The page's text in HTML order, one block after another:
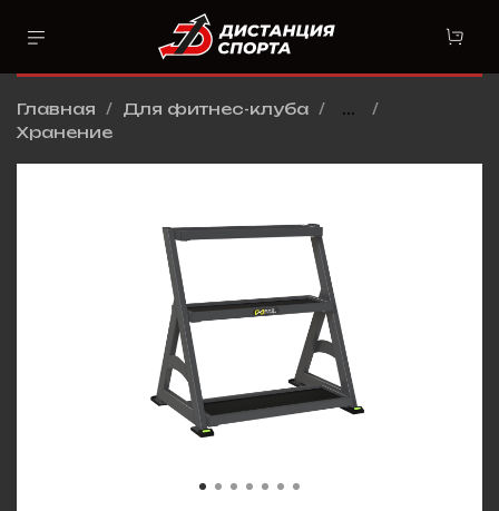
Главная Для фитнес-клуба
...
Хранение